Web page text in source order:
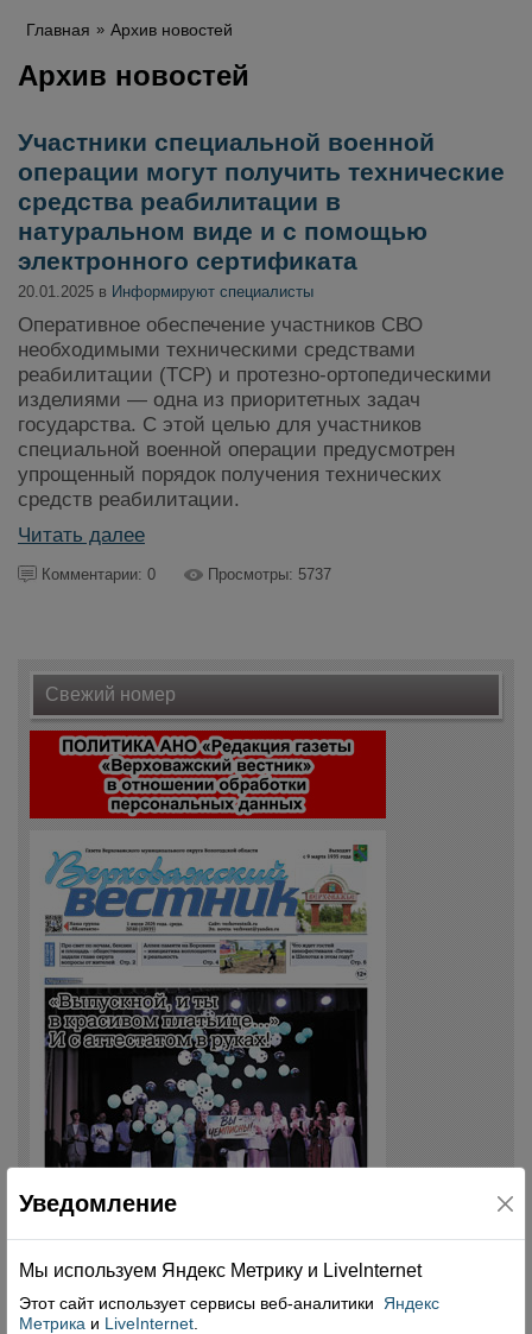
Главная Архив новостей
Архив новостей
Участники специальной военной
операции могут получить технические
средства реабилитации в
натуральном виде и с помощью
электронного сертификата
20.01.2025 в Информируют специалисты
Оперативное обеспечение участников СВО
необходимыми техническими средствами
реабилитации (ТСР) и протезно-ортопедическими
изделиями — одна из приоритетных задач
государства. С этой целью для участников
специальной военной операции предусмотрен
упрощенный порядок получения технических
средств реабилитации.
Читать далее
Комментарии: 0 Просмотры: 5737
Свежий номер
Уведомление
Мы используем Яндекс Метрику и Livelnternet
Этот сайт использует сервисы веб-аналитики
Яндекс
Метрика и LiveInternet